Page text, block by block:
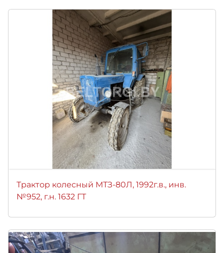
Трактор колесный МТЗ-80Л, 1992г.в., инв.
№952, г.н. 1632 ГТ